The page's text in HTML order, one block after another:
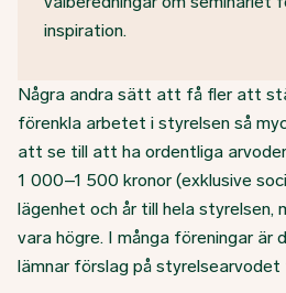
inspiration.
Några andra sätt att få fler att
förenkla arbetet i styrelsen så
att se till att ha ordentliga
1 000–1 500 kronor (exklusive
lägenhet och år till hela styrelsen,
vara högre. I många föreningar är
lämnar förslag på styrelsearvodet